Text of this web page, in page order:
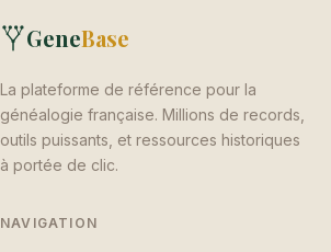
GeneBase
La plateforme de référence pour la
généalogie française. Millions de records,
outils puissants, et ressources historiques
à portée de clic.
NAVIGATION